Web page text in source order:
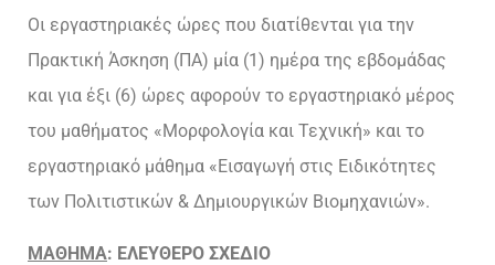
Οι εργαστηριακές ώρες που διατίθενται για την
Πρακτική Άσκηση (ΠΑ) μία (1) ημέρα της εβδομάδας
και για έξι (6) ώρες αφορούν το εργαστηριακό μέρος
του μαθήματος «Μορφολογία και Τεχνική» και το
εργαστηριακό μάθημα «Εισαγωγή στις Ειδικότητες
των Πολιτιστικών & Δημιουργικών Βιομηχανιών».
ΜΑΘΗΜΑ: ΕΛΕΥΘΕΡΟ ΣΧΕΔΙΟ